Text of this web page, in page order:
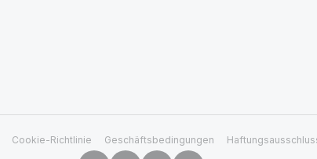
Cookie-Richtlinie Geschäftsbedingungen